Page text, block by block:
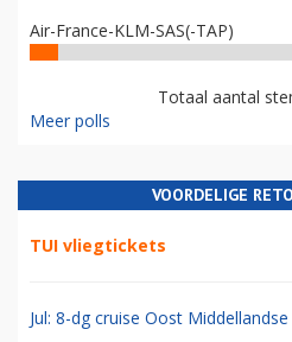
Air-France-KLM-SAS(-TAP)
Totaal aantal
Meer polls
VOORDELIGE
TUI vliegtickets
Jul: 8-dg cruise Oost